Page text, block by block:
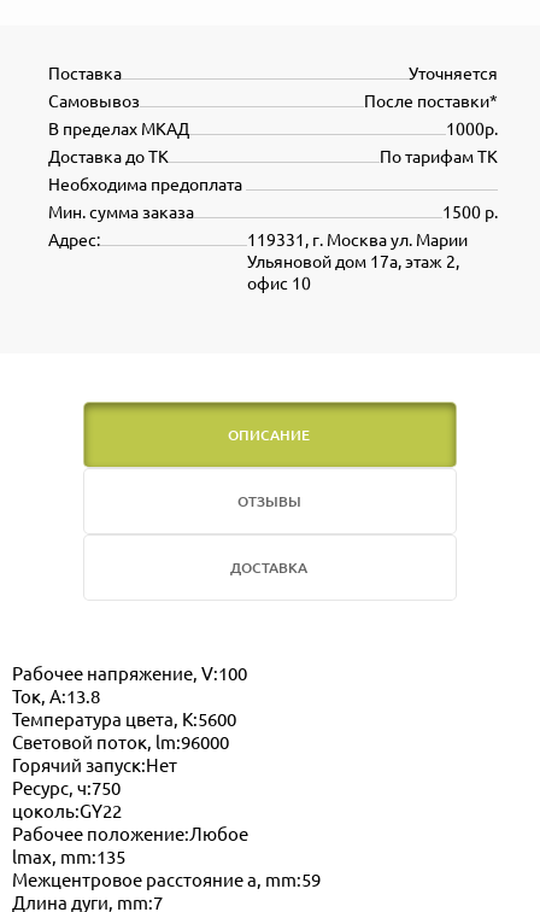
Уточняется
Поставка
После поставки*
Самовывоз
1000р.
В пределах МКАД
По тарифам ТК
Доставка до ТК
Необходима предоплата
1500 р.
Мин. сумма заказа
119331, г. Москва ул. Марии
Ульяновой дом 17а, этаж 2,
офис 10
Адрес:
ОПИСАНИЕ
ОТЗЫВЫ
ДОСТАВКА
Рабочее напряжение, V:100
Ток, А:13.8
Температура цвета, K:5600
Световой поток, lm:96000
Горячий запуск:Нет
Ресурс, ч:750
цоколь:GY22
Рабочее положение:Любое
lmax, mm:135
Межцентровое расстояние a, mm:59
Длина дуги, mm:7